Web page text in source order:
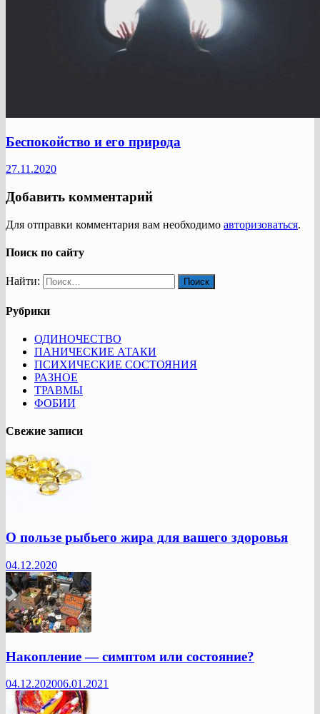
Беспокойство и его природа
27.11.2020
Добавить комментарий
Для отправки комментария вам необходимо авторизоваться.
Поиск по сайту
Найти:
Рубрики
ОДИНОЧЕСТВО
ПАНИЧЕСКИЕ АТАКИ
ПСИХИЧЕСКИЕ СОСТОЯНИЯ
РАЗНОЕ
ТРАВМЫ
ФОБИИ
Свежие записи
О пользе рыбьего жира для вашего здоровья
04.12.2020
Накопление — симптом или состояние?
04.12.202006.01.2021